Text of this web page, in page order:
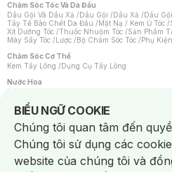
Chăm Sóc Tóc Và Da Đầu
Dầu Gội Và Dầu Xả /Dầu Gội /Dầu Xả /Dầu
Tẩy Tế Bào Chết Da Đầu /Mặt Nạ / Kem Ủ Tóc /
Xịt Dưỡng Tóc /Thuốc Nhuộm Tóc /Sản Phẩm
Máy Sấy Tóc /Lược /Bộ Chăm Sóc Tóc /Phụ
Chăm Sóc Cơ Thể
Kem Tẩy Lông /Dụng Cụ Tẩy Lông
Nước Hoa
Nước Hoa Nữ
Chăm Sóc Cá Nhân
Chống Muỗi /Khẩu Trang /Máy Massage/Mặt
Sản Phẩm Chăm Sóc Khác /Bàn Chải Đánh
Hỗ Trợ Trắng Răng/Kem Đánh Răng /Máy
Tăm / Chỉ Nha Khoa/ Xịt Thơm Miệng / Dung
Khăn Ướt Vệ Sinh Vùng Kín/Băng Vệ Sinh/
Máy Cạo Râu
BIỂU NGỮ COOKIE
Notice about cookies usage
Chúng tôi quan tâm đến
Chúng tôi sử dụng các
website của chúng tôi và